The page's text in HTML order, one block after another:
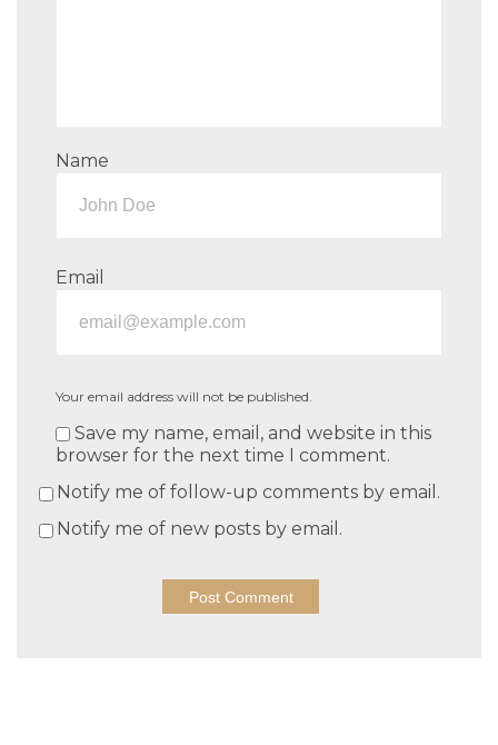
Name
Email
Your email address will not be published.
Save my name, email, and website in this
browser for the next time I comment.
Notify me of follow-up comments by email.
Notify me of new posts by email.